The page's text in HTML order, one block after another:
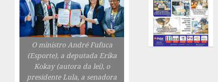
O ministro André Fufuca
(Esporte), a deputada Erika
Kokay (autora da lei), o
presidente Lula, a senadora